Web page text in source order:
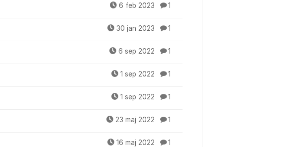
6 feb 2023 1
30 jan 2023 1
6 sep 2022 1
1 sep 2022 1
1 sep 2022 1
23 maj 2022 1
16 maj 2022 1